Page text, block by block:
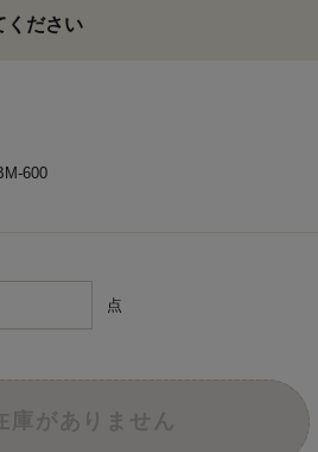
ください
600
点